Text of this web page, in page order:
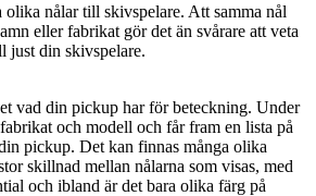
nålar till skivspelare. Att samma nål
eller fabrikat gör det än svårare att veta
just din skivspelare.
vad din pickup har för beteckning. Under
och modell och får fram en lista på
pickup. Det kan finnas många olika
skillnad mellan nålarna som visas, med
och ibland är det bara olika färg på